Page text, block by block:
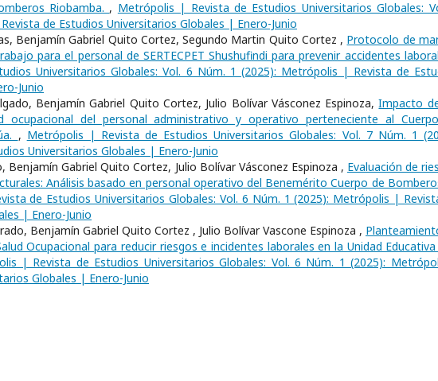
Riobamba. , Metrópolis | Revista de Estudios Universitarios Globales:
de Estudios Universitarios Globales | Enero-Junio
Benjamín Gabriel Quito Cortez, Segundo Martin Quito Cortez , Protocolo de
para el personal de SERTECPET Shushufindi para prevenir accidentes
Universitarios Globales: Vol. 6 Núm. 1 (2025): Metrópolis | Revista de
Junio
Benjamín Gabriel Quito Cortez, Julio Bolívar Vásconez Espinoza,Impacto
ocupacional del personal administrativo y operativo perteneciente al
, Metrópolis | Revista de Estudios Universitarios Globales: Vol. 7 Núm. 1
Universitarios Globales | Enero-Junio
Benjamín Gabriel Quito Cortez, Julio Bolívar Vásconez Espinoza , Evaluación de
Análisis basado en personal operativo del Benemérito Cuerpo de
de Estudios Universitarios Globales: Vol. 6 Núm. 1 (2025): Metrópolis |
| Enero-Junio
Benjamín Gabriel Quito Cortez , Julio Bolívar Vascone Espinoza ,
Ocupacional para reducir riesgos e incidentes laborales en la Unidad Educativa
| Revista de Estudios Universitarios Globales: Vol. 6 Núm. 1 (2025):
Globales | Enero-Junio